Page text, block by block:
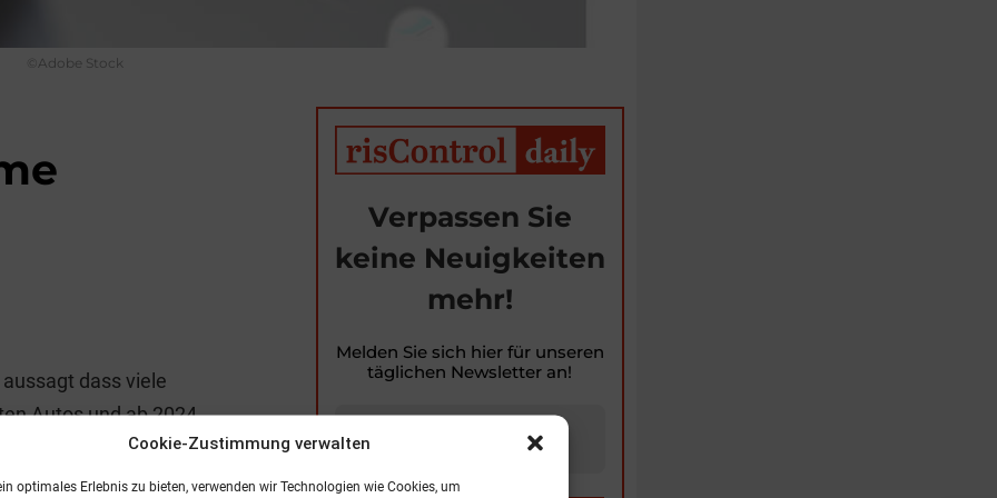
Cookie-Zustimmung verwalten
optimales Erlebnis zu bieten, verwenden wir Technologien wie Cookies, um
©Adobe Stock
dass viele
Autos und ab 2024
Intelligenter
Verpassen Sie
keine Neuigkeiten
mehr!
Melden Sie sich hier für unseren
täglichen Newsletter an!